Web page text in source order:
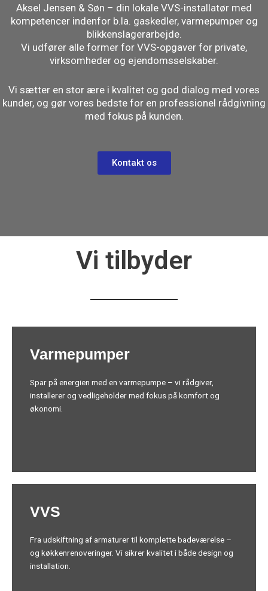
Aksel Jensen & Søn – din lokale VVS-installatør med
kompetencer indenfor b.la. gaskedler, varmepumper og
blikkenslagerarbejde.
Vi udfører alle former for VVS-opgaver for private,
virksomheder og ejendomsselskaber.
Vi sætter en stor ære i kvalitet og god dialog med vores
kunder, og gør vores bedste for en professionel rådgivning
med fokus på kunden.
Kontakt os
Vi tilbyder
Varmepumper
Spar på energien med en varmepumpe – vi rådgiver,
installerer og vedligeholder med fokus på komfort og
økonomi.
VVS
Fra udskiftning af armaturer til komplette badeværelse –
og køkkenrenoveringer. Vi sikrer kvalitet i både design og
installation.